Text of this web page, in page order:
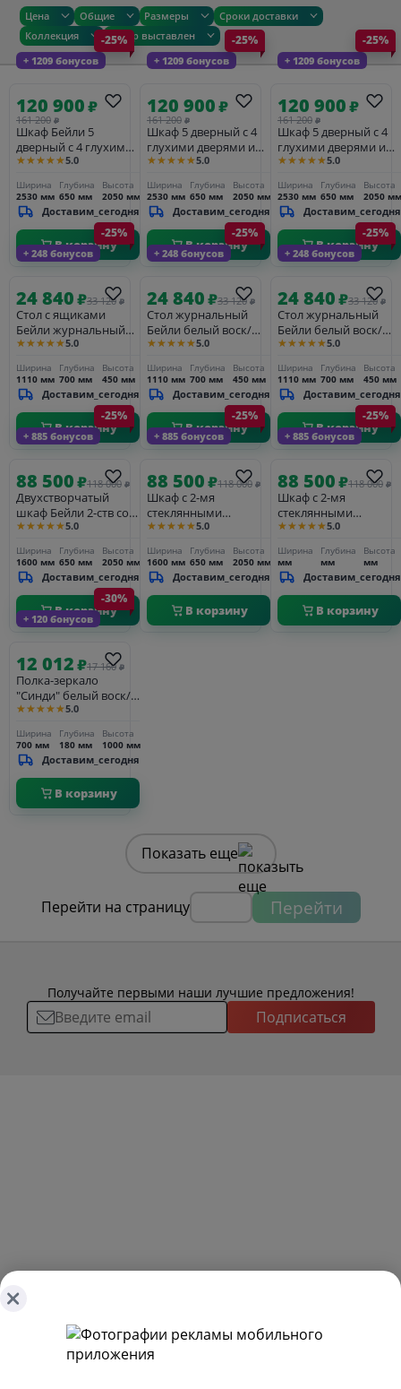
Цена Общие Размеры
Сроки доставки
Коллекция
Товар выставлен
+ 1209 бонусов
-25%
120 900₽
161 200 ₽
Шкаф Бейли 5
дверный с 4 глухими
дверями и полками
★★★★★5.0
Ширина
2530 мм
Глубина
650 мм
Высота
2050 мм
Доставим_сегодня
В корзину
+ 1209 бонусов
-25%
120 900₽
161 200 ₽
Шкаф 5 дверный с 4
глухими дверями и
полками белый воск/
★★★★★5.0
Ширина
2530 мм
Глубина
650 мм
Высота
2050 мм
Доставим_сегодня
В корзину
+ 1209 бонусов
-25%
120 900₽
161 200 ₽
Шкаф 5 дверный с 4
глухими дверями и
полками белый воск/
★★★★★5.0
Ширина
2530 мм
Глубина
650 мм
Высота
2050 мм
Доставим_сегодня
В корзину
+ 248 бонусов
-25%
24 840₽33 120 ₽
Стол с ящиками
Бейли журнальный
белый воск
★★★★★5.0
Ширина
1110 мм
Глубина
700 мм
Высота
450 мм
Доставим_сегодня
В корзину
+ 248 бонусов
-25%
24 840₽33 120 ₽
Стол журнальный
Бейли белый воск/
антрацит
★★★★★5.0
Ширина
1110 мм
Глубина
700 мм
Высота
450 мм
Доставим_сегодня
В корзину
+ 248 бонусов
-25%
24 840₽33 120 ₽
Стол журнальный
Бейли белый воск/
антик
★★★★★5.0
Ширина
1110 мм
Глубина
700 мм
Высота
450 мм
Доставим_сегодня
В корзину
+ 885 бонусов
-25%
88 500₽118 000 ₽
Двухстворчатый
шкаф Бейли 2-ств со
стеклянными
секцией с полками
белый воск
★★★★★5.0
Ширина
1600 мм
Глубина
650 мм
Высота
2050 мм
Доставим_сегодня
В корзину
+ 885 бонусов
-25%
88 500₽118 000 ₽
Шкаф с 2-мя
стеклянными
дверями и полками
антрацит
★★★★★5.0
Ширина
1600 мм
Глубина
650 мм
Высота
2050 мм
Доставим_сегодня
В корзину
+ 885 бонусов
-25%
88 500₽118 000 ₽
Шкаф с 2-мя
стеклянными
дверями и полками
антик
★★★★★5.0
Ширина
мм
Глубина
мм
Высота
мм
Доставим_сегодня
В корзину
+ 120 бонусов
-30%
12 012₽17 160 ₽
Полка-зеркало
"Синди" белый воск/
серый
★★★★★5.0
Ширина
700 мм
Глубина
180 мм
Высота
1000 мм
Доставим_сегодня
В корзину
Показать еще
Перейти на страницу Перейти
Получайте первыми наши лучшие предложения!
Подписаться
О ТОВАРАХ